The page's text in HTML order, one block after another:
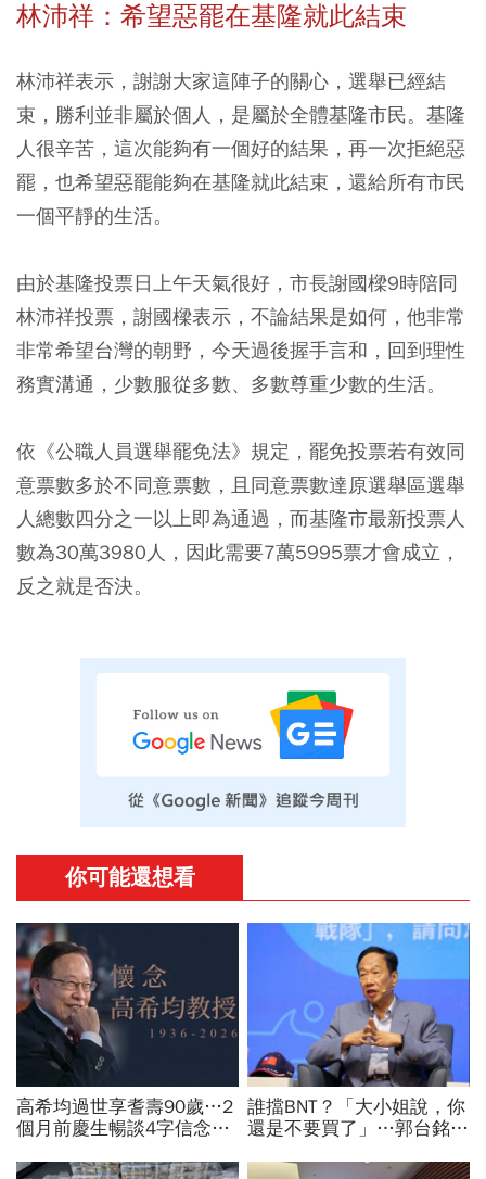
林沛祥：希望惡罷在基隆就此結束
林沛祥表示，謝謝大家這陣子的關心，選舉已經結
束，勝利並非屬於個人，是屬於全體基隆市民。基隆
人很辛苦，這次能夠有一個好的結果，再一次拒絕惡
罷，也希望惡罷能夠在基隆就此結束，還給所有市民
一個平靜的生活。
由於基隆投票日上午天氣很好，市長謝國樑9時陪同
林沛祥投票，謝國樑表示，不論結果是如何，他非常
非常希望台灣的朝野，今天過後握手言和，回到理性
務實溝通，少數服從多數、多數尊重少數的生活。
依《公職人員選舉罷免法》規定，罷免投票若有效同
意票數多於不同意票數，且同意票數達原選舉區選舉
人總數四分之一以上即為通過，而基隆市最新投票人
數為30萬3980人，因此需要7萬5995票才會成立，
反之就是否決。